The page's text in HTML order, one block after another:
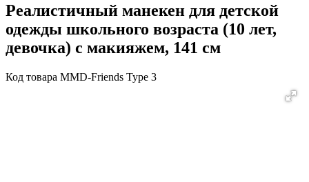
Реалистичный манекен для детской
одежды школьного возраста (10 лет,
девочка) с макияжем, 141 см
Код товара MMD-Friends Type 3